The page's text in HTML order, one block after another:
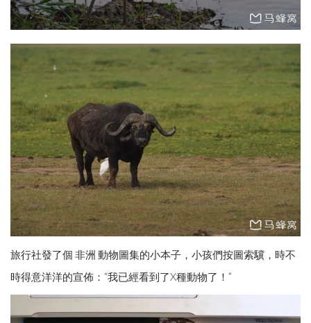
旅行社發了個 非洲 動物圖集的小本子，小孩們按圖索驥，時不
時得意洋洋的宣佈：“我已經看到了X種動物了！”